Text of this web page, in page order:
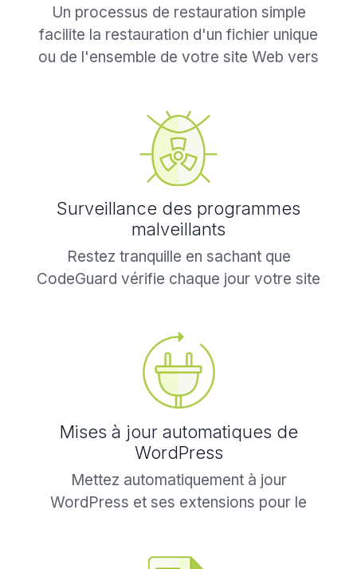
Un processus de restauration simple
facilite la restauration d'un fichier unique
ou de l'ensemble de votre site Web vers
Surveillance des programmes
malveillants
Restez tranquille en sachant que
CodeGuard vérifie chaque jour votre site
Mises à jour automatiques de
WordPress
Mettez automatiquement à jour
WordPress et ses extensions pour le